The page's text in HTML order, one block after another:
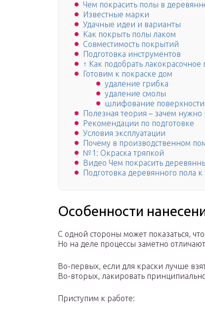
Чем покрасить полы в
Известные марки
Удачные идеи и варианты
Как покрыть полы лаком
Совместимость покрытий
Подготовка инструментов
↑ Как подобрать
Готовим к покраске дом
удаление грибка
удаление смолы
шлифование поверхности
Полезная теория – зачем нужно
Рекомендации по подготовке
Условия эксплуатации
Почему в производственном
№1: Окраска тряпкой
Видео Чем покрасить
Подготовка деревянного пола к
Особенности
С одной стороны может показаться,
Но на деле процессы заметно
Во-первых, если для краски лучше
Во-вторых, лакировать
Приступим к работе: